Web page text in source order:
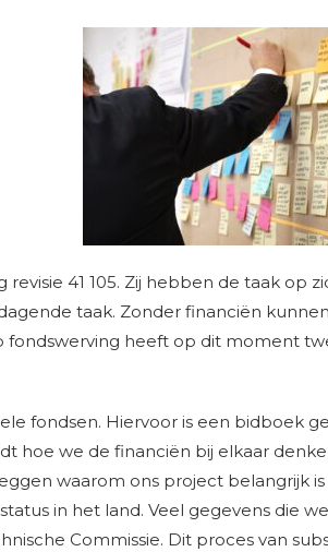
41 105. Zij hebben de taak op
taak. Zonder financiën
fondswerving heeft op dit moment
fondsen. Hiervoor is een bidboek
hoe we de financiën bij elkaar
waarom ons project belangrijk
in het land. Veel gegevens die
Commissie. Dit proces van